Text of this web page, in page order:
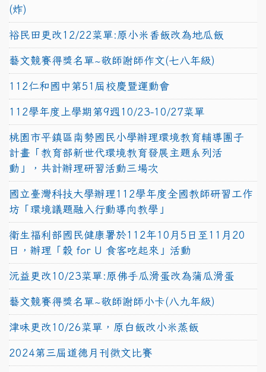
(炸)
裕民田更改12/22菜單:原小米香飯改為地瓜飯
藝文競賽得獎名單~敬師謝師作文(七八年級)
112仁和國中第51屆校慶暨運動會
112學年度上學期第9週10/23-10/27菜單
桃園市平鎮區南勢國民小學辦理環境教育輔導團子
計畫「教育部新世代環境教育發展主題系列活
動」，共計辦理研習活動三場次
國立臺灣科技大學辦理112學年度全國教師研習工作
坊「環境議題融入行動導向教學」
衛生福利部國民健康署於112年10月5日至11月20
日，辦理「穀 for U 食客吃起來」活動
沅益更改10/23菜單:原佛手瓜滑蛋改為蒲瓜滑蛋
藝文競賽得獎名單~敬師謝師小卡(八九年級)
津味更改10/26菜單，原白飯改小米蒸飯
2024第三屆道德月刊徵文比賽